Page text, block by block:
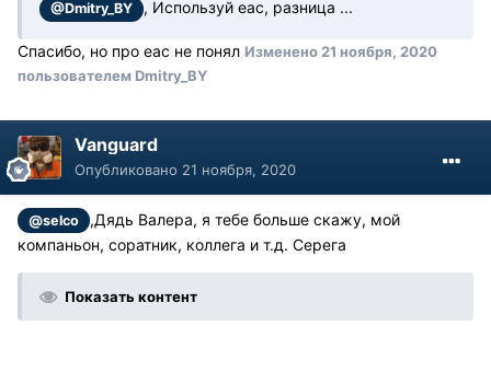
@Dmitry_BY , Используй еас, разница ...
Спасибо, но про еас не понял Изменено 21 ноября, 2020
пользователем Dmitry_BY
Vanguard
Опубликовано 21 ноября, 2020
@selco
,Дядь Валера, я тебе больше скажу, мой
компаньон, соратник, коллега и т.д. Серега
Показать контент